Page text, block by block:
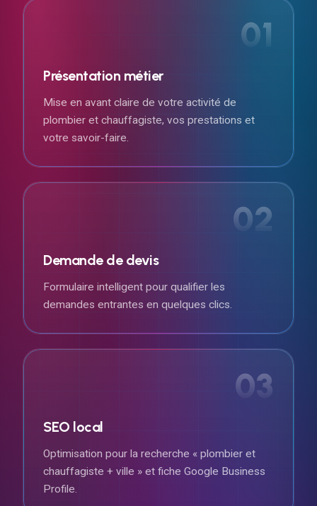
01
Présentation métier
Mise en avant claire de votre activité de
plombier et chauffagiste, vos prestations et
votre savoir-faire.
02
Demande de devis
Formulaire intelligent pour qualifier les
demandes entrantes en quelques clics.
03
SEO local
Optimisation pour la recherche « plombier et
chauffagiste + ville » et fiche Google Business
Profile.